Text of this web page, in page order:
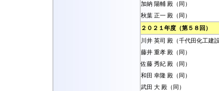
加納 陽輔 殿（同）
秋葉 正一 殿（同）
２０２１年度（第５８回）
川井 英司 殿（千代田化工建
藤井 重孝 殿（同）
佐藤 秀紀 殿（同）
和田 幸隆 殿（同）
武田 大 殿（同）